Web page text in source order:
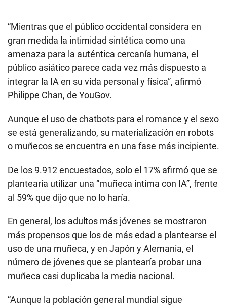
“Mientras que el público occidental considera en
gran medida la intimidad sintética como una
amenaza para la auténtica cercanía humana, el
público asiático parece cada vez más dispuesto a
integrar la IA en su vida personal y física”, afirmó
Philippe Chan, de YouGov.
Aunque el uso de chatbots para el romance y el sexo
se está generalizando, su materialización en robots
o muñecos se encuentra en una fase más incipiente.
De los 9.912 encuestados, solo el 17% afirmó que se
plantearía utilizar una “muñeca íntima con IA”, frente
al 59% que dijo que no lo haría.
En general, los adultos más jóvenes se mostraron
más propensos que los de más edad a plantearse el
uso de una muñeca, y en Japón y Alemania, el
número de jóvenes que se plantearía probar una
muñeca casi duplicaba la media nacional.
“Aunque la población general mundial sigue